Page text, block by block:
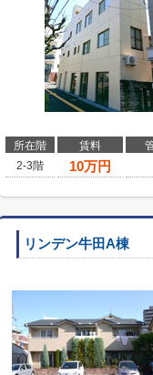
所在階 賃料
2-3階
10万円
リンデン牛田A棟